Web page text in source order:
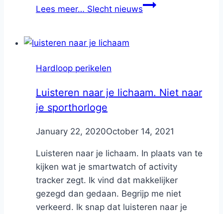
Lees meer… Slecht nieuws
Hardloop perikelen
Luisteren naar je lichaam. Niet naar
je sporthorloge
ByNicole
January 22, 2020October 14, 2021
Luisteren naar je lichaam. In plaats van te
kijken wat je smartwatch of activity
tracker zegt. Ik vind dat makkelijker
gezegd dan gedaan. Begrijp me niet
verkeerd. Ik snap dat luisteren naar je